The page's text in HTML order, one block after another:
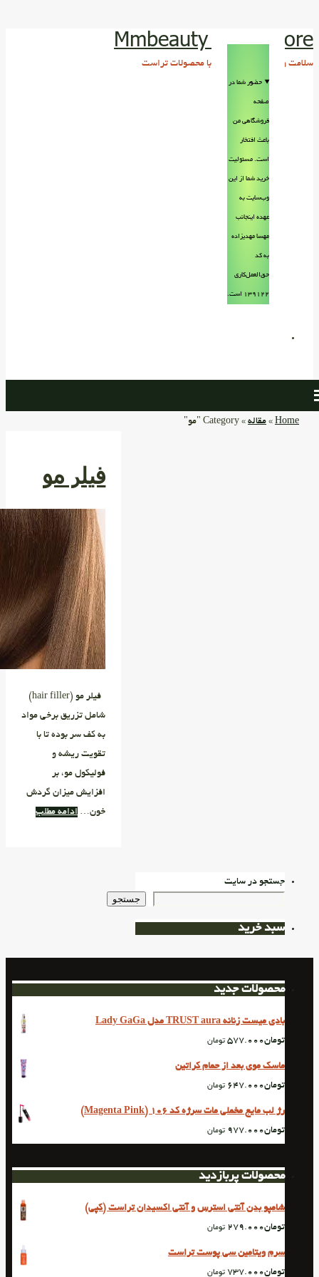
Mmbeauty Trust store
سلامت و زیبایی پوست و مو با محصولات تراست
حضور شما در
صفحه
فروشگاهی من
باعث افتخار
است. مسئولیت
خرید شما از این
وب‌سایت به
عهده اینجانب
مهسا مهدیزاده
به کد
حق‌العمل‌کاری
۱۳۹۱۲۲ است.
Home
» مقاله » Category "مو"
فیلر مو
فیلر مو (hair filler)
شامل تزریق برخی مواد
به کف سر بوده تا با
تقویت ریشه و
فولیکول مو، بر
افزایش میزان گردش
خون… ادامه مطلب
جستجو در سایت
جستجو
سبد خرید
محصولات جدید
بادی میست زنانه TRUST aura مدل Lady GaGa
تومان577.000 تومان
ماسک موی بعد از حمام کراتین
تومان647.000 تومان
رژ لب مایع مخملی مات سرژه کد 106 (Magenta Pink)
تومان977.000 تومان
محصولات پربازدید
شامپو بدن آنتی استرس و آنتی اکسیدان تراست (کپی)
تومان279.000 تومان
سرم ویتامین سی پوست تراست
تومان737.000 تومان